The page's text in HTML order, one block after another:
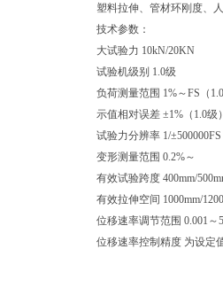
塑料拉伸、管材环刚度、
技术参数：
大试验力 10kN/20KN
试验机级别 1.0级
负荷测量范围 1%～FS（
示值相对误差 ±1%（1.0级
试验力分辨率 1/
变形测量范围 0.2%～
有效试验跨度 400mm/
有效拉伸空间 1000mm/
位移速率调节范围 0.001～
位移速率控制精度 为设定